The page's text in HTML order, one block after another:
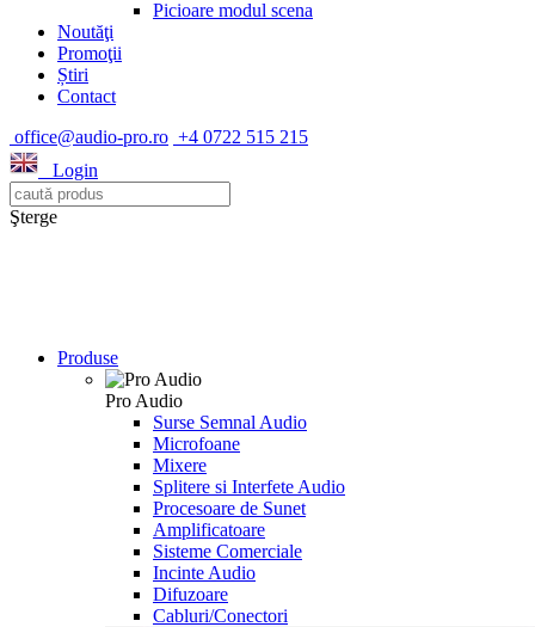
Picioare modul scena
Noutăţi
Promoţii
Știri
Contact
office@audio-pro.ro +4 0722 515 215
Login
Şterge
Produse
Pro Audio
Surse Semnal Audio
Microfoane
Mixere
Splitere si Interfete Audio
Procesoare de Sunet
Amplificatoare
Sisteme Comerciale
Incinte Audio
Difuzoare
Cabluri/Conectori